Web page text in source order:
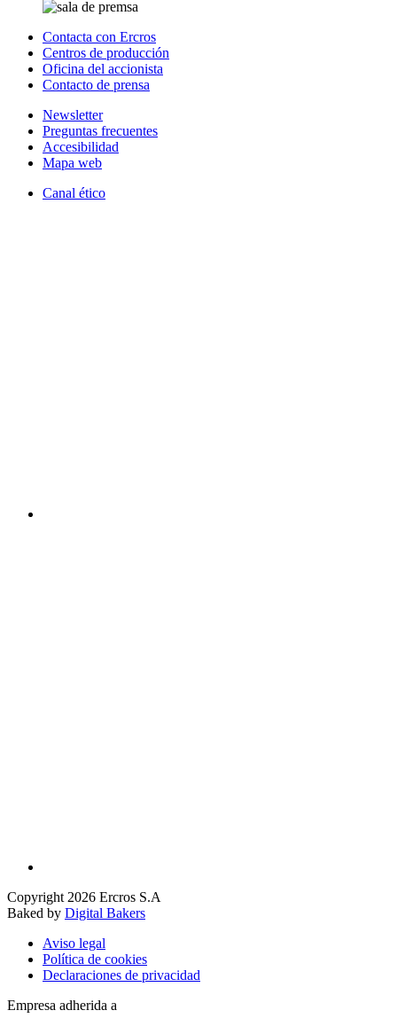
Contacta con Ercros
Centros de producción
Oficina del accionista
Contacto de prensa
Newsletter
Preguntas frecuentes
Accesibilidad
Mapa web
Canal ético
Copyright 2026 Ercros S.A
Baked by Digital Bakers
Aviso legal
Política de cookies
Declaraciones de privacidad
Empresa adherida a